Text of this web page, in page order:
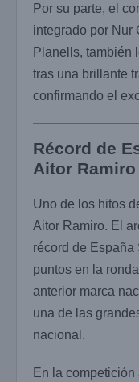
Por su parte, el
integrado por Nur
Planells, también
tras una brillante
confirmando el
Récord de
Aitor Ramiro
Uno de los hitos
Aitor Ramiro. El
récord de España
puntos en la
anterior marca
una de las
nacional.
En la